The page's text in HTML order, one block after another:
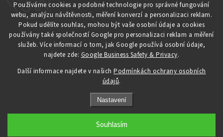
Používáme cookies a podobné technologie pro správné fungování
webu, analýzu návštěvnosti, měření konverzí a personalizaci reklam.
Pokud udělíte souhlas, mohou být vaše osobní údaje a cookies
používány také společností Google pro personalizaci reklam a měření
služeb. Více informací o tom, jak Google používá osobní údaje,
najdete zde: Google Business Safety & Privacy.
Další informace najdete v našich Podmínkách ochrany osobních
údajů.
Nastavení
Souhlasím
KONTAKT
obchod@petromila.cz
+420704433780 ► při nedostupnosti využijte email